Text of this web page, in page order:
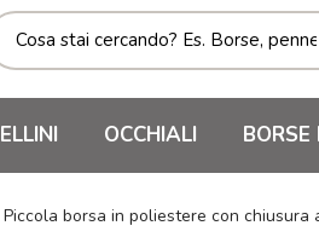
OCCHIALI BORSE
Piccola borsa in poliestere con chiusura